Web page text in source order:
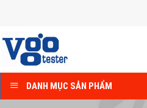
DANH MỤC SẢN PHẨM